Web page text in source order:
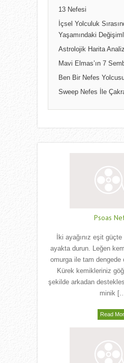
13 Nefesi
İçsel Yolculuk
Yaşamındaki
Astrolojik Harita
Mavi Elmas’ın 7
Ben Bir Nefes
Sweep Nefes İle
Psoas
İki ayağınız eşit
ayakta durun. Leğen
omurga ile tam dengede
Kürek kemikleriniz
şekilde arkadan
minik
Read